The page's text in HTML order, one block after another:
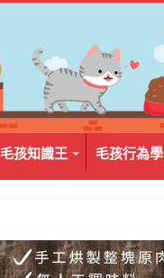
毛孩知識王 毛孩行為學